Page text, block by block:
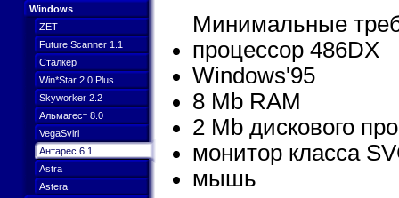
Windows
ZET
Future Scanner 1.1
Сталкер
Win*Star 2.0 Plus
Skyworker 2.2
Альмагест 8.0
VegaSviri
Антарес 6.1
Astra
Astera
Минимальные
процессор 486DX
Windows'95
8 Mb RAM
2 Мb дискового
монитор класса
мышь